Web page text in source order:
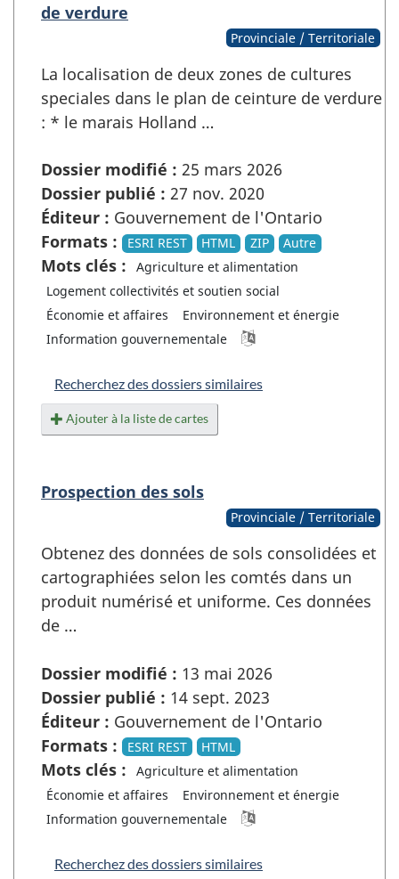
de verdure
Provinciale / Territoriale
La localisation de deux zones de cultures
speciales dans le plan de ceinture de verdure
: * le marais Holland …
Dossier modifié : 25 mars 2026
Dossier publié : 27 nov. 2020
Éditeur : Gouvernement de l'Ontario
Formats :
ESRI REST HTML ZIP Autre
Mots clés :
Agriculture et alimentation
Logement collectivités et soutien social
Économie et affaires
Environnement et énergie
Information gouvernementale
Recherchez des dossiers similaires
Ajouter à la liste de cartes
Prospection des sols
Provinciale / Territoriale
Obtenez des données de sols consolidées et
cartographiées selon les comtés dans un
produit numérisé et uniforme. Ces données
de …
Dossier modifié : 13 mai 2026
Dossier publié : 14 sept. 2023
Éditeur : Gouvernement de l'Ontario
Formats :
ESRI REST HTML
Mots clés :
Agriculture et alimentation
Économie et affaires
Environnement et énergie
Information gouvernementale
Recherchez des dossiers similaires